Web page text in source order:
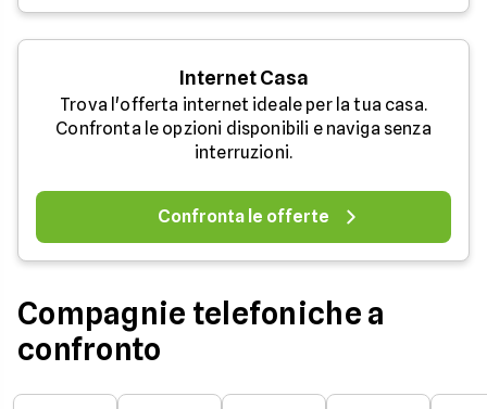
Internet Casa
Trova l'offerta internet ideale per la tua casa.
Confronta le opzioni disponibili e naviga senza
interruzioni.
Confronta le offerte
Compagnie telefoniche a
confronto